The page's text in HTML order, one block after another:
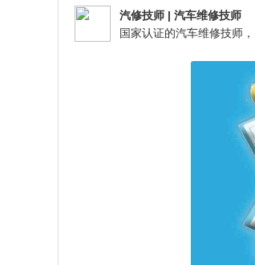
汽修技师 | 汽车维修技师